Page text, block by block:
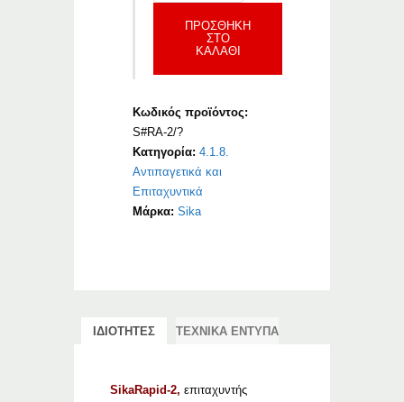
ΠΡΟΣΘΉΚΗ
ΣΤΟ
ΚΑΛΆΘΙ
Κωδικός προϊόντος:
S#RA-2/?
Κατηγορία:4.1.8.
Αντιπαγετικά και
Επιταχυντικά
Μάρκα:Sika
ΙΔΙΟΤΗΤΕΣ ΤΕΧΝΙΚΑ ΕΝΤΥΠΑ
SikaRapid-2, επιταχυντής